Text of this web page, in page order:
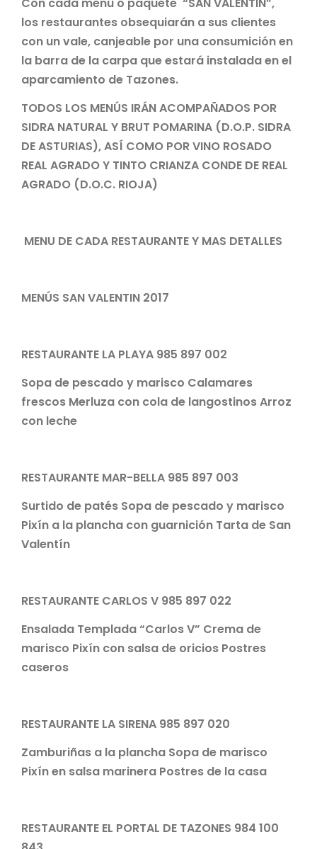
los restaurantes obsequiarán a sus clientes
con un vale, canjeable por una consumición en
la barra de la carpa que estará instalada en el
aparcamiento de Tazones.
TODOS LOS MENÚS IRÁN ACOMPAÑADOS POR
SIDRA NATURAL Y BRUT POMARINA (D.O.P. SIDRA
DE ASTURIAS), ASÍ COMO POR VINO ROSADO
REAL AGRADO Y TINTO CRIANZA CONDE DE REAL
AGRADO (D.O.C. RIOJA)
MENU DE CADA RESTAURANTE Y MAS DETALLES
MENÚS SAN VALENTIN 2017
RESTAURANTE LA PLAYA 985 897 002
Sopa de pescado y marisco Calamares
frescos Merluza con cola de langostinos Arroz
con leche
RESTAURANTE MAR-BELLA 985 897 003
Surtido de patés Sopa de pescado y marisco
Pixín a la plancha con guarnición Tarta de San
Valentín
RESTAURANTE CARLOS V 985 897 022
Ensalada Templada “Carlos V” Crema de
marisco Pixín con salsa de oricios Postres
caseros
RESTAURANTE LA SIRENA 985 897 020
Zamburiñas a la plancha Sopa de marisco
Pixín en salsa marinera Postres de la casa
RESTAURANTE EL PORTAL DE TAZONES 984 100